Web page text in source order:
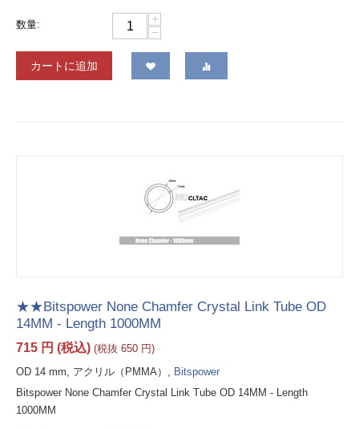
数量:
+
−
カートに追加
★★Bitspower None Chamfer Crystal Link Tube OD
14MM - Length 1000MM
715 円 (税込) (税抜 650 円)
OD 14 mm, アクリル（PMMA）, Bitspower
Bitspower None Chamfer Crystal Link Tube OD 14MM - Length
1000MM